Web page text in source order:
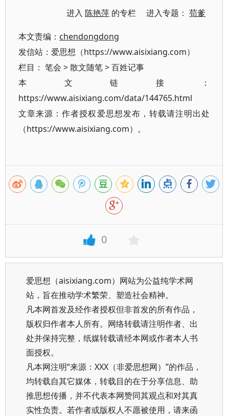
进入陈艳萍 的专栏 进入专题：苟爹
本文责编： chendongdong
发信站：爱思想（https://www.aisixiang.com）
栏目： 笔会 >散文随笔>百姓记事
本文链接：
https://www.aisixiang.com/data/144765.html
文章来源：作者授权爱思想发布，转载请注明出处
（https://www.aisixiang.com）。
0
爱思想（aisixiang.com）网站为公益纯学术网
站，旨在推动学术繁荣、塑造社会精神。
凡本网首发及经作者授权但非首发的所有作品，
版权归作者本人所有。网络转载请注明作者、出
处并保持完整，纸媒转载请经本网或作者本人书
面授权。
凡本网注明“来源：XXX（非爱思想网）”的作品，
均转载自其它媒体，转载目的在于分享信息、助
推思想传播，并不代表本网赞同其观点和对其真
实性负责。若作者或版权人不愿被使用，请来函